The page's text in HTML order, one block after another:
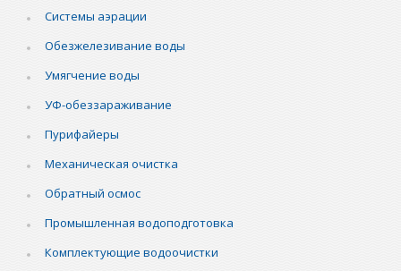
Системы аэрации
Обезжелезивание воды
Умягчение воды
УФ-обеззараживание
Пурифайеры
Механическая очистка
Обратный осмос
Промышленная водоподготовка
Комплектующие водоочистки